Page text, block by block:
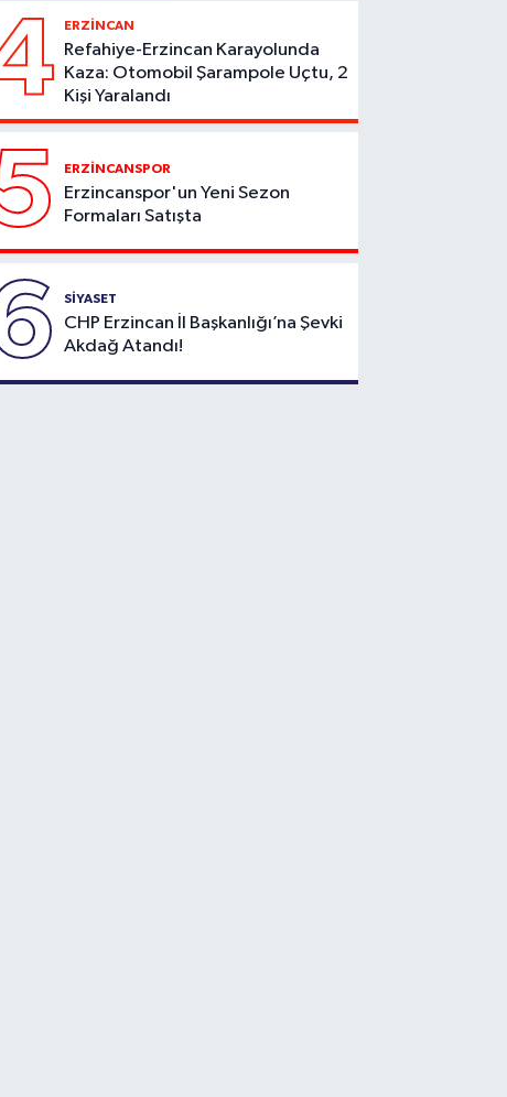
Oldu
ERZİNCAN
Refahiye-Erzincan Karayolunda
Kaza: Otomobil Şarampole Uçtu, 2
Kişi Yaralandı
ERZİNCANSPOR
Erzincanspor'un Yeni Sezon
Formaları Satışta
SİYASET
CHP Erzincan İl Başkanlığı’na Şevki
Akdağ Atandı!